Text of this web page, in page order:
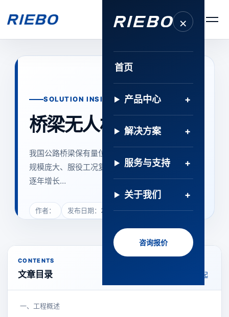
×
首页
产品中心
解决方案
服务与支持
关于我们
咨询报价
SOLUTION INSIGHT · 解决方案
桥梁无人机巡检方案
我国公路桥梁保有量位居世界首位，基础设施建设
规模庞大、服役工况复杂。随着存量桥梁服役年限
逐年增长…
作者： 发布日期：2023年8月24日
CONTENTS
文章目录 收起
一、工程概述